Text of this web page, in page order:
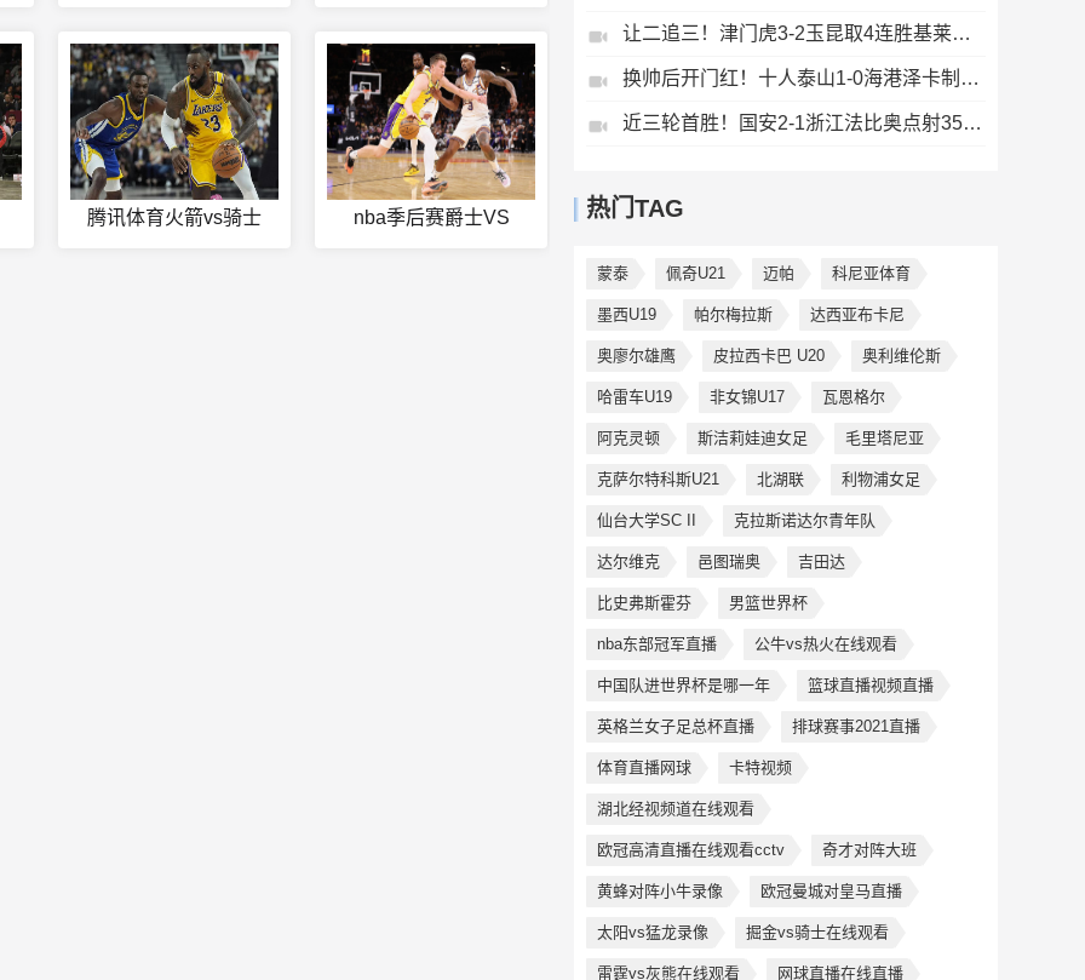
腾讯体育火箭vs骑士 nba季后赛爵士VS
让二追三！津门虎3-2玉昆取4连胜基莱斯读秒绝杀萨尔瓦多破门
换帅后开门红！十人泰山1-0海港泽卡制胜于金永扑点海港三球被吹
近三轮首胜！国安2-1浙江法比奥点射35岁张稀哲制胜王钰栋送助攻
热门TAG
蒙泰 佩奇U21 迈帕 科尼亚体育
墨西U19 帕尔梅拉斯 达西亚布卡尼
奥廖尔雄鹰 皮拉西卡巴 U20 奥利维伦斯
哈雷车U19 非女锦U17 瓦恩格尔
阿克灵顿 斯洁莉娃迪女足 毛里塔尼亚
克萨尔特科斯U21 北湖联 利物浦女足
仙台大学SC II 克拉斯诺达尔青年队
达尔维克 邑图瑞奥 吉田达
比史弗斯霍芬 男篮世界杯
nba东部冠军直播 公牛vs热火在线观看
中国队进世界杯是哪一年 篮球直播视频直播
英格兰女子足总杯直播 排球赛事2021直播
体育直播网球 卡特视频
湖北经视频道在线观看
欧冠高清直播在线观看cctv 奇才对阵大班
黄蜂对阵小牛录像 欧冠曼城对皇马直播
太阳vs猛龙录像 掘金vs骑士在线观看
雷霆vs灰熊在线观看 网球直播在线直播